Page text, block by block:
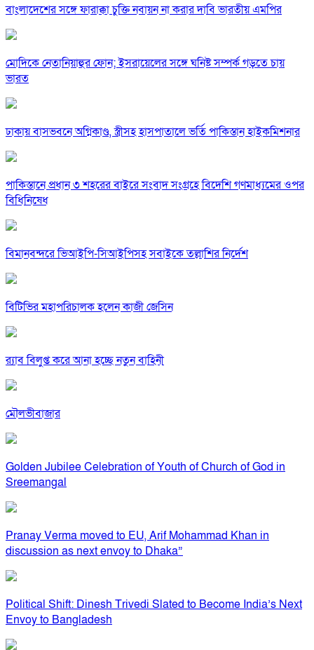
বাংলাদেশের সঙ্গে ফারাক্কা চুক্তি নবায়ন না করার দাবি ভারতীয় এমপির
মোদিকে নেতানিয়াহুর ফোন; ইসরায়েলের সঙ্গে ঘনিষ্ট সম্পর্ক গড়তে চায়
ভারত
ঢাকায় বাসভবনে অগ্নিকাণ্ড, স্ত্রীসহ হাসপাতালে ভর্তি পাকিস্তান হাইকমিশনার
পাকিস্তানে প্রধান ৩ শহরের বাইরে সংবাদ সংগ্রহে বিদেশি গণমাধ্যমের ওপর
বিধিনিষেধ
বিমানবন্দরে ভিআইপি-সিআইপিসহ সবাইকে তল্লাশির নির্দেশ
বিটিভির মহাপরিচালক হলেন কাজী জেসিন
র‍্যাব বিলুপ্ত করে আনা হচ্ছে নতুন বাহিনী
মৌলভীবাজার
Golden Jubilee Celebration of Youth of Church of God in
Sreemangal
Pranay Verma moved to EU, Arif Mohammad Khan in
discussion as next envoy to Dhaka”
Political Shift: Dinesh Trivedi Slated to Become India’s Next
Envoy to Bangladesh